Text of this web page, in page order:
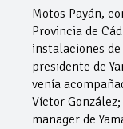
Motos Payán,
Provincia de
instalaciones
presidente de
venía
Víctor
manager de